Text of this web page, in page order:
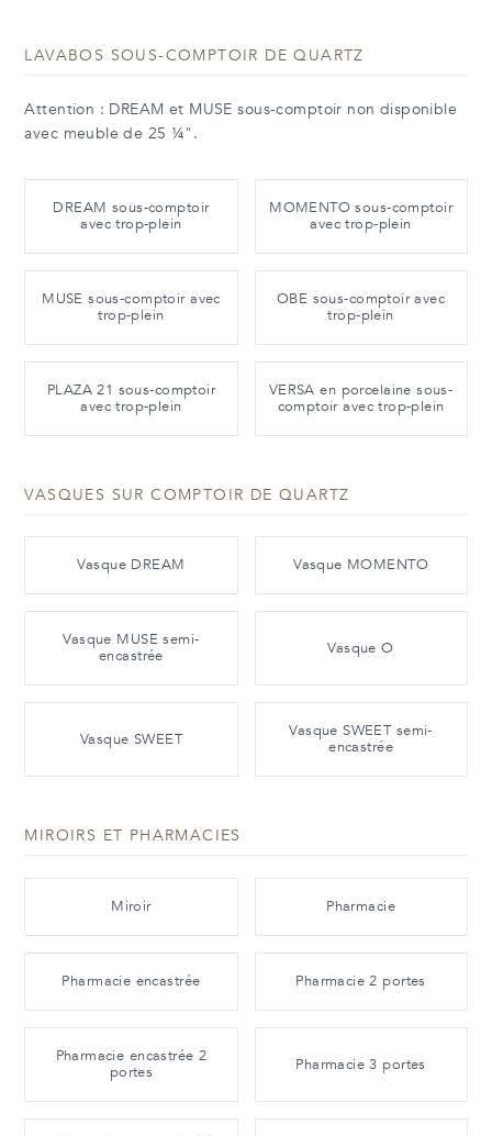
LAVABOS SOUS-COMPTOIR DE QUARTZ
Attention : DREAM et MUSE sous-comptoir non disponible
avec meuble de 25 ¼".
DREAM sous-comptoir
avec trop-plein
MOMENTO sous-comptoir
avec trop-plein
MUSE sous-comptoir avec
trop-plein
OBE sous-comptoir avec
trop-plein
PLAZA 21 sous-comptoir
avec trop-plein
VERSA en porcelaine sous-
comptoir avec trop-plein
VASQUES SUR COMPTOIR DE QUARTZ
Vasque DREAM Vasque MOMENTO
Vasque MUSE semi-
encastrée
Vasque O
Vasque SWEET
Vasque SWEET semi-
encastrée
MIROIRS ET PHARMACIES
Miroir Pharmacie
Pharmacie encastrée Pharmacie 2 portes
Pharmacie encastrée 2
portes
Pharmacie 3 portes